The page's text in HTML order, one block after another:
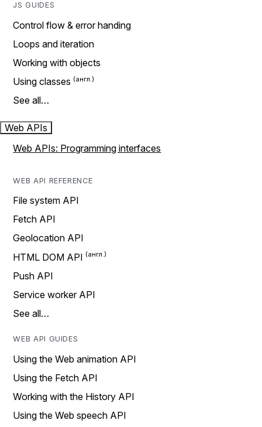
JS GUIDES
Control flow & error handing
Loops and iteration
Working with objects
Using classes
See all…
Web APIs
Web APIs: Programming interfaces
WEB API REFERENCE
File system API
Fetch API
Geolocation API
HTML DOM API
Push API
Service worker API
See all…
WEB API GUIDES
Using the Web animation API
Using the Fetch API
Working with the History API
Using the Web speech API